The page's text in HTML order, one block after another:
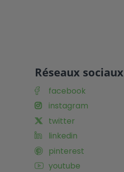
Réseaux sociaux
facebook
instagram
twitter
linkedin
pinterest
youtube